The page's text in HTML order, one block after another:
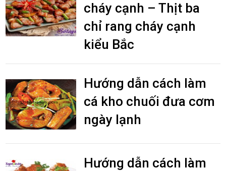
cháy cạnh – Thịt ba
chỉ rang cháy cạnh
kiểu Bắc
Hướng dẫn cách làm
cá kho chuối đưa cơm
ngày lạnh
Hướng dẫn cách làm